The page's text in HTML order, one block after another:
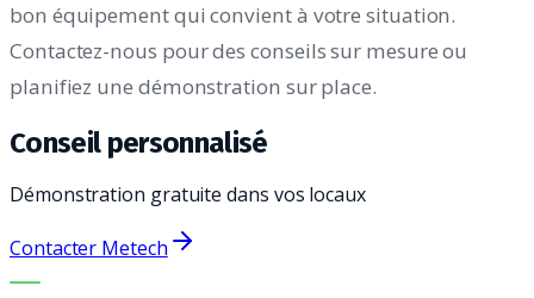
bon équipement qui convient à votre situation.
Contactez-nous pour des conseils sur mesure ou
planifiez une démonstration sur place.
Conseil personnalisé
Démonstration gratuite dans vos locaux
Contacter Metech
LA BONNE MACHINE. LE MEILLEUR SERVICE.